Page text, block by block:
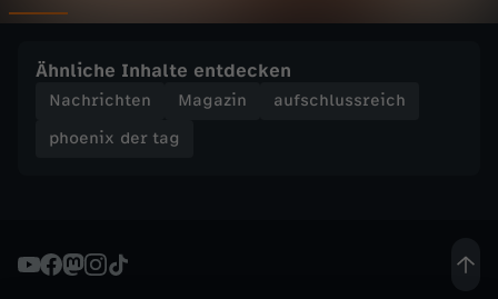
A
h
Ähnliche Inhalte entdecken
Nachrichten Magazin
aufschlussreich
phoenix der tag